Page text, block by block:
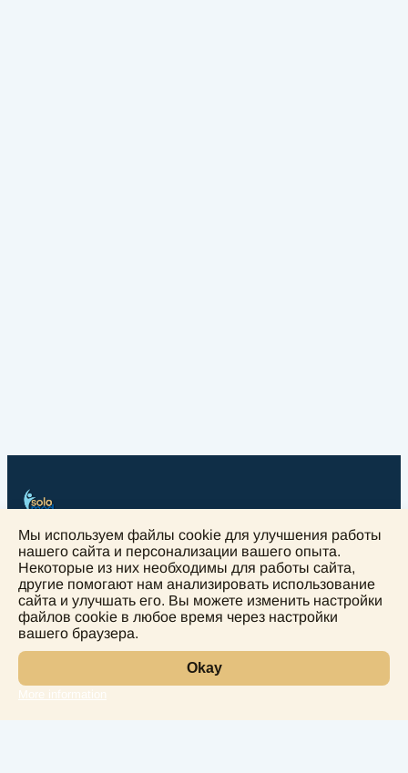
+
−
Мы используем файлы cookie для улучшения работы
нашего сайта и персонализации вашего опыта.
Некоторые из них необходимы для работы сайта,
другие помогают нам анализировать использование
сайта и улучшать его. Вы можете изменить настройки
файлов cookie в любое время через настройки
вашего браузера.
Okay
More information